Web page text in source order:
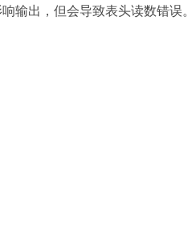
输出，但会导致表头读数错误。